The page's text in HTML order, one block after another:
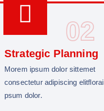
02
Strategic Planning
Morem ipsum dolor sittemet
consectetur adipiscing elitflorai
psum dolor.